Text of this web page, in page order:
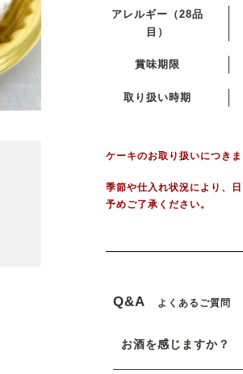
アレルギー （28品
目）
賞味期限
取り扱い時期
ケーキのお取り扱いにつきま
季節や仕入れ状況により、
予めご了承ください。
Q&A よくあるご質問
お酒を感じますか？